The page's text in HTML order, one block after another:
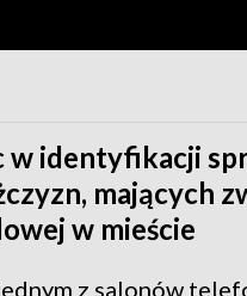
w identyfikacji
mających
w mieście
z salonów